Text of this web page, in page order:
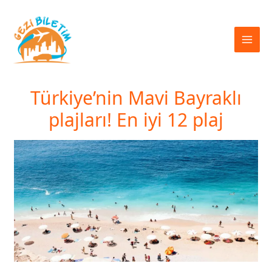
Türkiye’nin Mavi Bayraklı
plajları! En iyi 12 plaj